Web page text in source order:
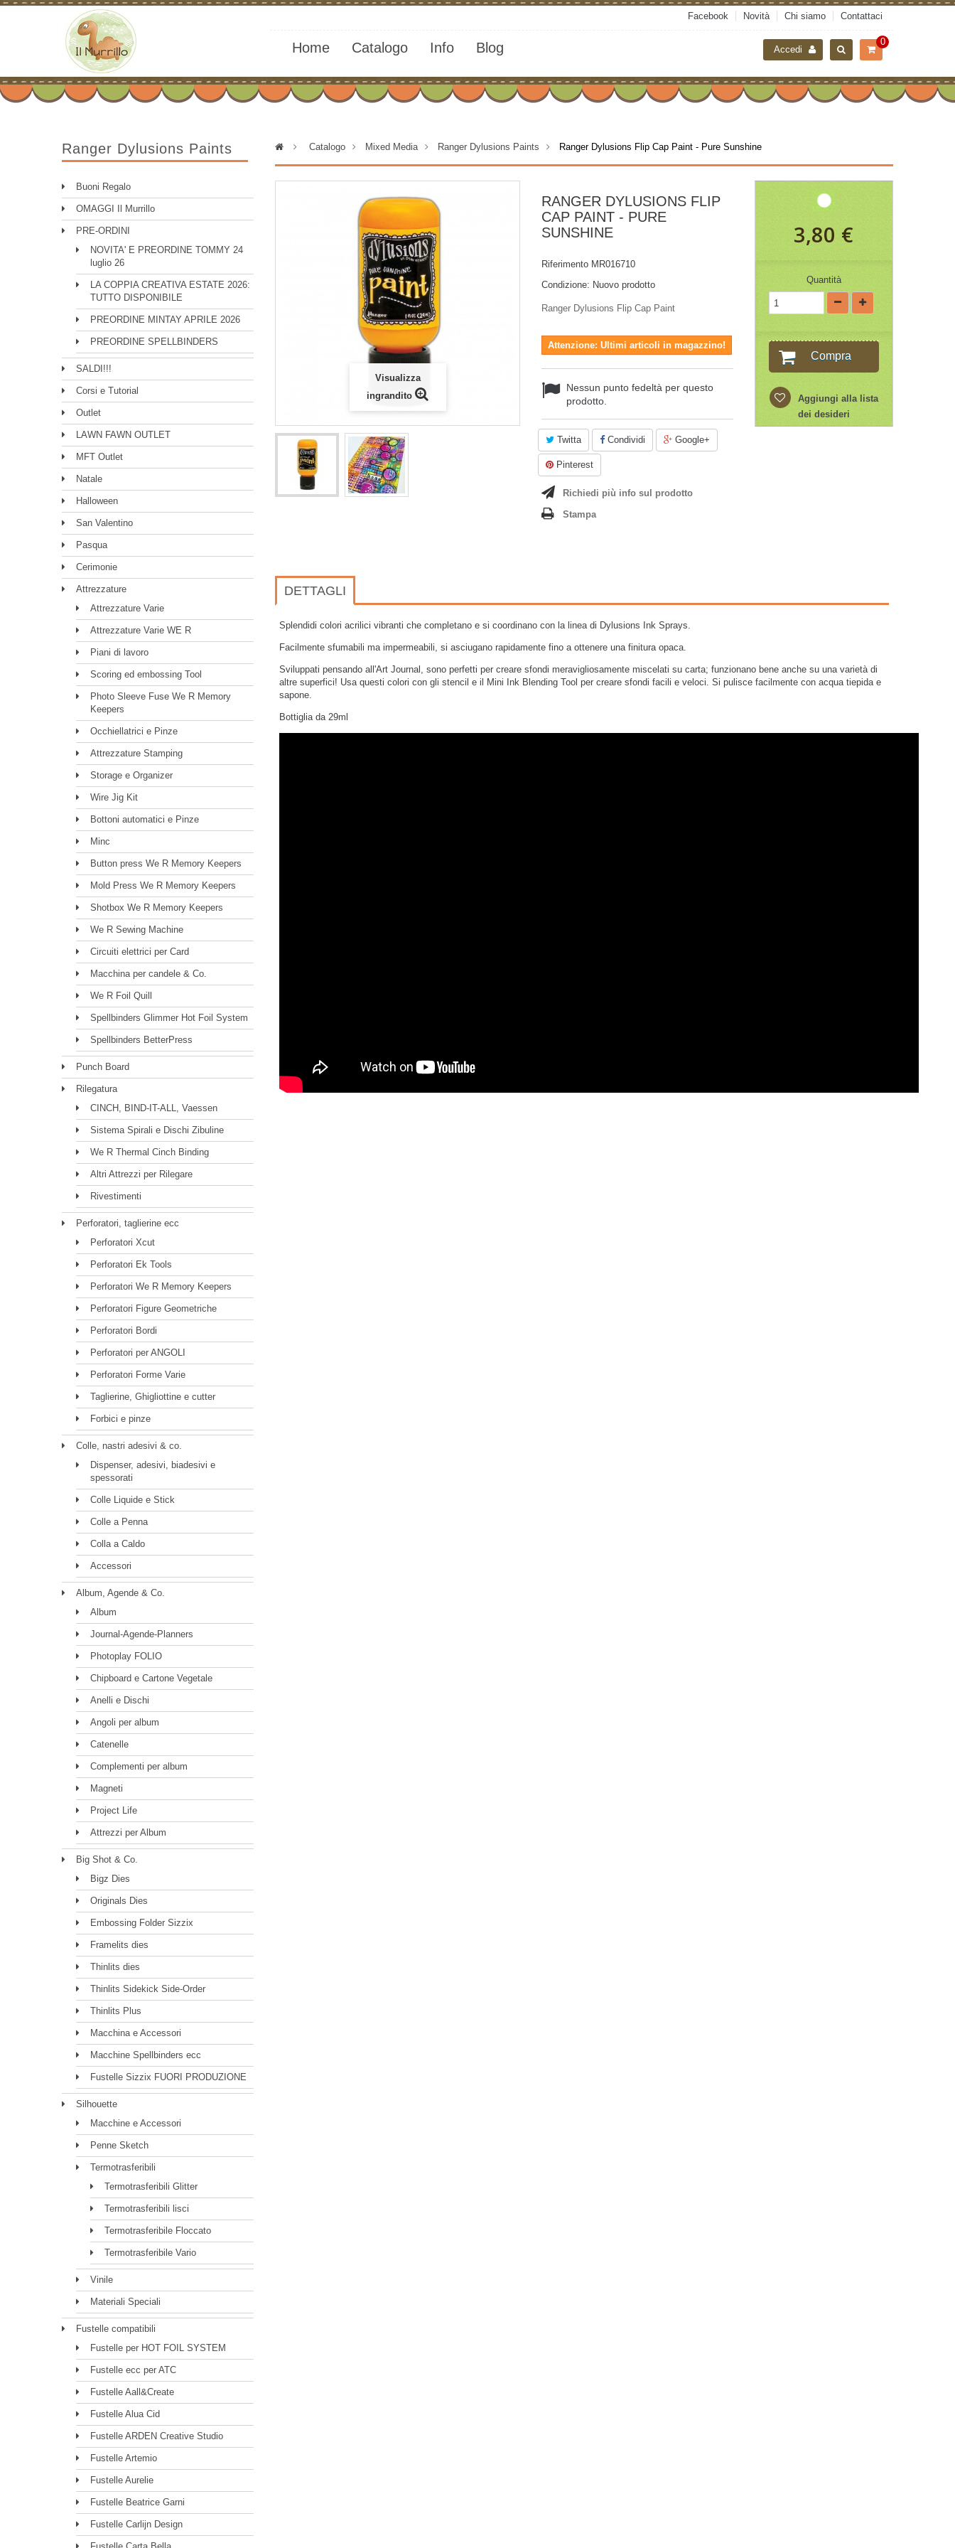
Facebook Novità Chi siamo Contattaci
0
Home Catalogo Info Blog Accedi
Ranger Dylusions Paints
Buoni Regalo
OMAGGI Il Murrillo
PRE-ORDINI
NOVITA' E PREORDINE TOMMY 24
luglio 26
LA COPPIA CREATIVA ESTATE 2026:
TUTTO DISPONIBILE
PREORDINE MINTAY APRILE 2026
PREORDINE SPELLBINDERS
SALDI!!!
Corsi e Tutorial
Outlet
LAWN FAWN OUTLET
MFT Outlet
Natale
Halloween
San Valentino
Pasqua
Cerimonie
Attrezzature
Attrezzature Varie
Attrezzature Varie WE R
Piani di lavoro
Scoring ed embossing Tool
Photo Sleeve Fuse We R Memory
Keepers
Occhiellatrici e Pinze
Attrezzature Stamping
Storage e Organizer
Wire Jig Kit
Bottoni automatici e Pinze
Minc
Button press We R Memory Keepers
Mold Press We R Memory Keepers
Shotbox We R Memory Keepers
We R Sewing Machine
Circuiti elettrici per Card
Macchina per candele & Co.
We R Foil Quill
Spellbinders Glimmer Hot Foil System
Spellbinders BetterPress
Punch Board
Rilegatura
CINCH, BIND-IT-ALL, Vaessen
Sistema Spirali e Dischi Zibuline
We R Thermal Cinch Binding
Altri Attrezzi per Rilegare
Rivestimenti
Perforatori, taglierine ecc
Perforatori Xcut
Perforatori Ek Tools
Perforatori We R Memory Keepers
Perforatori Figure Geometriche
Perforatori Bordi
Perforatori per ANGOLI
Perforatori Forme Varie
Taglierine, Ghigliottine e cutter
Forbici e pinze
Colle, nastri adesivi & co.
Dispenser, adesivi, biadesivi e
spessorati
Colle Liquide e Stick
Colle a Penna
Colla a Caldo
Accessori
Album, Agende & Co.
Album
Journal-Agende-Planners
Photoplay FOLIO
Chipboard e Cartone Vegetale
Anelli e Dischi
Angoli per album
Catenelle
Complementi per album
Magneti
Project Life
Attrezzi per Album
Big Shot & Co.
Bigz Dies
Originals Dies
Embossing Folder Sizzix
Framelits dies
Thinlits dies
Thinlits Sidekick Side-Order
Thinlits Plus
Macchina e Accessori
Macchine Spellbinders ecc
Fustelle Sizzix FUORI PRODUZIONE
Silhouette
Macchine e Accessori
Penne Sketch
Termotrasferibili
Termotrasferibili Glitter
Termotrasferibili lisci
Termotrasferibile Floccato
Termotrasferibile Vario
Vinile
Materiali Speciali
Fustelle compatibili
Fustelle per HOT FOIL SYSTEM
Fustelle ecc per ATC
Fustelle Aall&Create
Fustelle Alua Cid
Fustelle ARDEN Creative Studio
Fustelle Artemio
Fustelle Aurelie
Fustelle Beatrice Garni
Fustelle Carlijn Design
> Catalogo > Mixed Media > Ranger Dylusions Paints > Ranger Dylusions Flip Cap Paint - Pure Sunshine
Visualizza
ingrandito
RANGER DYLUSIONS FLIP
CAP PAINT - PURE
SUNSHINE
Riferimento MR016710
Condizione: Nuovo prodotto
Ranger Dylusions Flip Cap Paint
Attenzione: Ultimi articoli in magazzino!
Nessun punto fedeltà per questo
prodotto.
Twitta Condividi Google+
Pinterest
Richiedi più info sul prodotto
Stampa
3,80 €
Quantità
Compra
Aggiungi alla lista
dei desideri
DETTAGLI
Splendidi colori acrilici vibranti che completano e si coordinano con la linea di Dylusions Ink Sprays.
Facilmente sfumabili ma impermeabili, si asciugano rapidamente fino a ottenere una finitura opaca.
Sviluppati pensando all'Art Journal, sono perfetti per creare sfondi meravigliosamente miscelati su carta; funzionano bene anche su una varietà di
altre superfici! Usa questi colori con gli stencil e il Mini Ink Blending Tool per creare sfondi facili e veloci. Si pulisce facilmente con acqua tiepida e
sapone.
Bottiglia da 29ml